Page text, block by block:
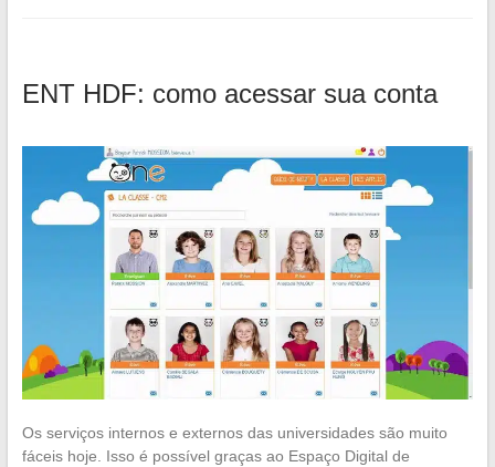
ENT HDF: como acessar sua conta
Os serviços internos e externos das universidades são muito
fáceis hoje. Isso é possível graças ao Espaço Digital de